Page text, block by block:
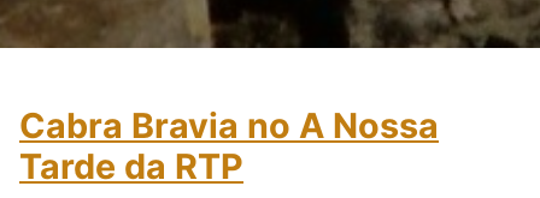
Cabra Bravia no A Nossa
Tarde da RTP